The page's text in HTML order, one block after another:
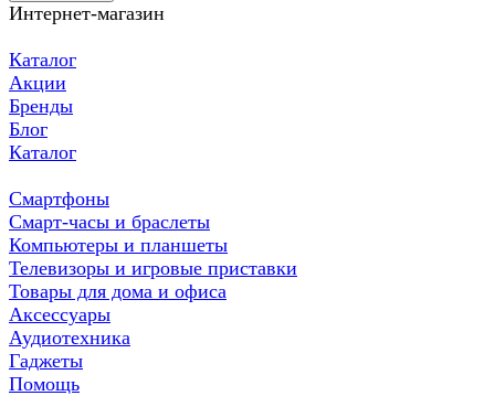
Интернет-магазин
Каталог
Акции
Бренды
Блог
Каталог
Смартфоны
Смарт-часы и браслеты
Компьютеры и планшеты
Телевизоры и игровые приставки
Товары для дома и офиса
Аксессуары
Аудиотехника
Гаджеты
Помощь